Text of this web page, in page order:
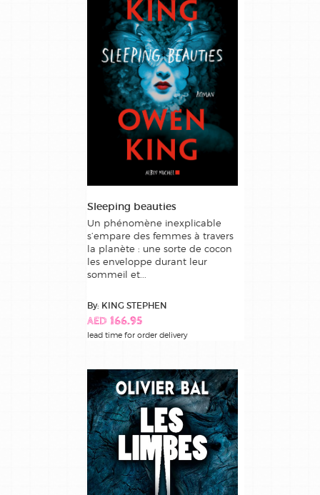
Sleeping beauties
Un phénomène inexplicable
s’empare des femmes à travers
la planète : une sorte de cocon
les enveloppe durant leur
sommeil et...
By: KING STEPHEN
AED 166.95
lead time for order delivery